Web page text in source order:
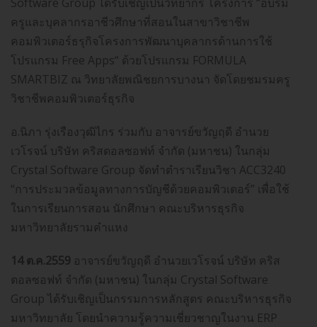
Software Group ได้รับเชิญเป็นวิทยากร โครงการ “อบรม
ครูและบุคลากรอาชีวศึกษาที่สอนในสาขาวิชาชีพ
คอมพิวเตอร์ธรุกิจโครงการพัฒนาบุคลากรด้านการใช้
โปรแกรม Free Apps“ ด้วยโปรแกรม FORMULA
SMARTBIZ ณ วิทยาลัยพณิชยการบางนา จัดโดยชมรมครู
วิชาชีพคอมพิวเตอร์ธุรกิจ
อ.นิภา รุ่งเรืองวุฒิไกร ร่วมกับ อาจารย์ขวัญฤดี อำนวย
เวโรจน์ บริษัท คริสตอลซอฟท์ จำกัด (มหาชน) ในกลุ่ม
Crystal Software Group จัดทำตำราเรียนวิชา ACC3240
“การประมวลข้อมูลทางการบัญชีด้วยคอมพิวเตอร์” เพื่อใช้
ในการเรียนการสอน นักศึกษา คณะบริหารธุรกิจ
มหาวิทยาลัยรามคำแหง
14 ต.ค.2559 อาจารย์ขวัญฤดี อำนวยเวโรจน์ บริษัท คริส
ตอลซอฟท์ จำกัด (มหาชน) ในกลุ่ม Crystal Software
Group ได้รับเชิญเป็นกรรมการหลักสูตร คณะบริหารธุรกิจ
มหาวิทยาลัย โดยนำความรู้ความเชี่ยวชาญในงาน ERP